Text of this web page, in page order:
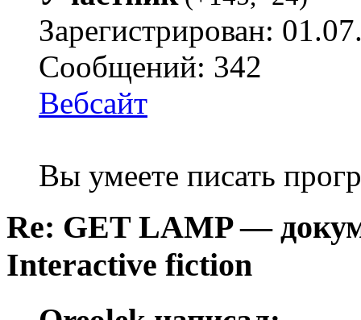
Зарегистрирован:
Сообщений: 342
Вебсайт
Вы умеете писать
Re: GET LAMP —
Interactive fiction